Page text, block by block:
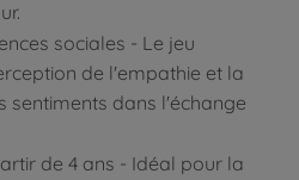
sociales - Le jeu
de l'empathie et la
sentiments dans l'échange
de 4 ans - Idéal pour la